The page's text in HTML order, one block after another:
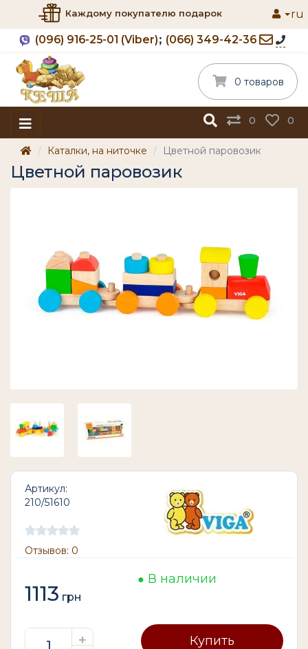
Каждому покупателю подарок
(096) 916-25-01 (Viber) (066) 349-42-36
ru
0 0
0 товаров
Каталки, на ниточке Цветной паровозик
Цветной паровозик
Артикул:
210/51610
Отзывов: 0
1113 грн
В наличии
Купить